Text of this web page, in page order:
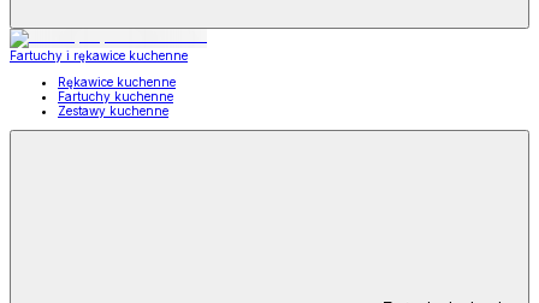
Fartuchy i rękawice kuchenne
Rękawice kuchenne
Fartuchy kuchenne
Zestawy kuchenne